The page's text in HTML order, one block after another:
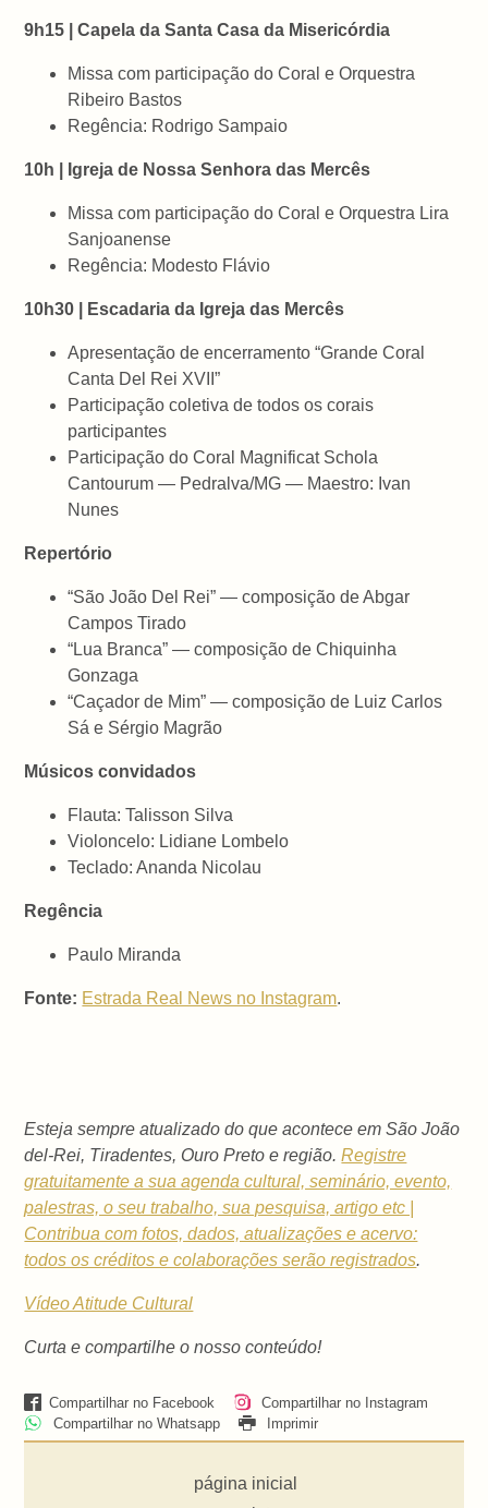
9h15 | Capela da Santa Casa da Misericórdia
Missa com participação do Coral e Orquestra
Ribeiro Bastos
Regência: Rodrigo Sampaio
10h | Igreja de Nossa Senhora das Mercês
Missa com participação do Coral e Orquestra Lira
Sanjoanense
Regência: Modesto Flávio
10h30 | Escadaria da Igreja das Mercês
Apresentação de encerramento “Grande Coral
Canta Del Rei XVII”
Participação coletiva de todos os corais
participantes
Participação do Coral Magnificat Schola
Cantourum — Pedralva/MG — Maestro: Ivan
Nunes
Repertório
“São João Del Rei” — composição de Abgar
Campos Tirado
“Lua Branca” — composição de Chiquinha
Gonzaga
“Caçador de Mim” — composição de Luiz Carlos
Sá e Sérgio Magrão
Músicos convidados
Flauta: Talisson Silva
Violoncelo: Lidiane Lombelo
Teclado: Ananda Nicolau
Regência
Paulo Miranda
Fonte: Estrada Real News no Instagram.
Esteja sempre atualizado do que acontece em São João
del-Rei, Tiradentes, Ouro Preto e região.Registre
gratuitamente a sua agenda cultural, seminário, evento,
palestras, o seu trabalho, sua pesquisa, artigo etc |
Contribua com fotos, dados, atualizações e acervo:
todos os créditos e colaborações serão registrados.
Vídeo Atitude Cultural
Curta e compartilhe o nosso conteúdo!
Compartilhar no Facebook
Compartilhar no Instagram
Compartilhar no Whatsapp
Imprimir
página inicial